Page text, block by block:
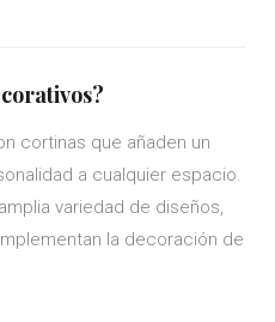
cortinas que añaden un
a cualquier espacio.
variedad de diseños,
la decoración de